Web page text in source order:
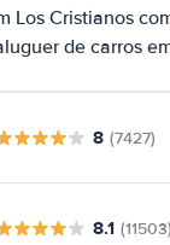
Los Cristianos
de carros
8 (7427)
8.1 (11503)